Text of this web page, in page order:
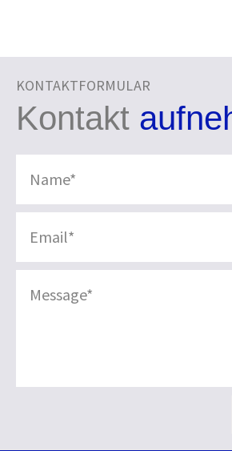
KONTAKTFORMULAR
Kontakt